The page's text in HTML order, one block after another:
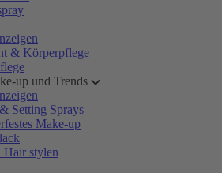
& Körperpflege
up und Trends
Setting Sprays
Make-up
Hair stylen